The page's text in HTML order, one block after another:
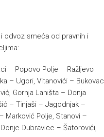
odvoz smeća od pravnih i
– Popovo Polje – Ražljevo –
– Ugori, Vitanovići – Bukovac
Gornja Laništa – Donja
– Tinjaši – Jagodnjak –
Marković Polje, Stanovi –
Dubravice – Šatorovići,